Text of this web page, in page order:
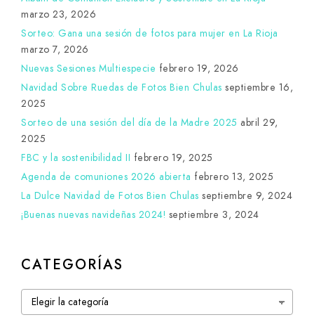
marzo 23, 2026
Sorteo: Gana una sesión de fotos para mujer en La Rioja
marzo 7, 2026
Nuevas Sesiones Multiespecie febrero 19, 2026
Navidad Sobre Ruedas de Fotos Bien Chulas septiembre 16,
2025
Sorteo de una sesión del día de la Madre 2025 abril 29,
2025
FBC y la sostenibilidad II febrero 19, 2025
Agenda de comuniones 2026 abierta febrero 13, 2025
La Dulce Navidad de Fotos Bien Chulas septiembre 9, 2024
¡Buenas nuevas navideñas 2024! septiembre 3, 2024
CATEGORÍAS
Categorías